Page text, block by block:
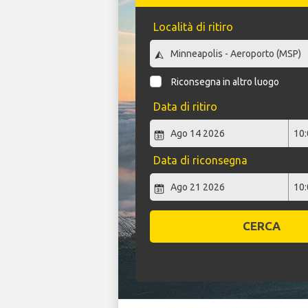
Località di ritiro
Riconsegna in altro luogo
Data di ritiro
Data di riconsegna
CERCA